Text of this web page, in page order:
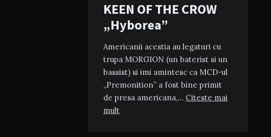
KEEN OF THE CROW
„Hyborea”
Americanii acestia au legaturi cu
trupa MORGION (un baterist si un
bassist) si imi amintesc ca MCD-ul
„Premonition” a fost bine primit
de presa americana,… Citeste mai
mult